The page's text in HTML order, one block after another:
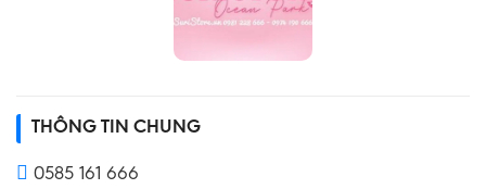
THÔNG TIN CHUNG
0585 161 666